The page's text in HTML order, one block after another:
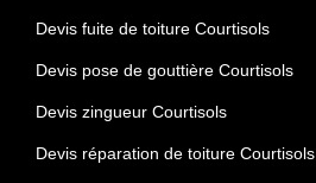
Devis fuite de toiture Courtisols
Devis pose de gouttière Courtisols
Devis zingueur Courtisols
Devis réparation de toiture Courtisols